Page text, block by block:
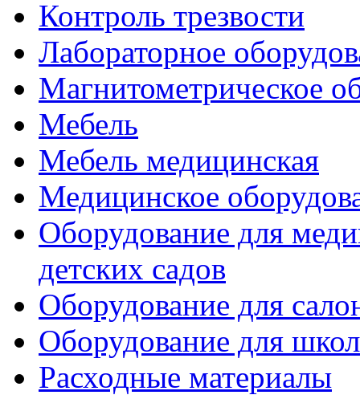
Контроль трезвости
Лабораторное
Магнитометрическое
Мебель
Мебель медицинская
Медицинское
Оборудование для
детских садов
Оборудование для
Оборудование для
Расходные материалы